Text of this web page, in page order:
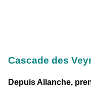
Cascade des
Depuis Allanche,